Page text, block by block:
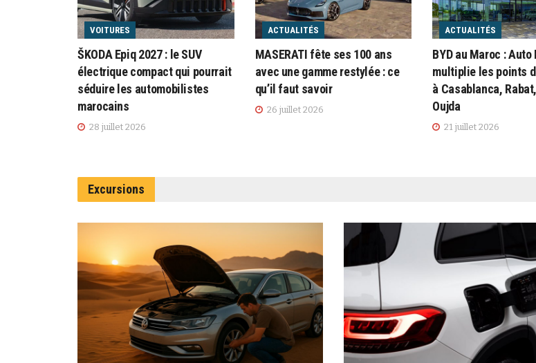
VOITURES
ŠKODA Epiq 2027 : le SUV
électrique compact qui pourrait
séduire les automobilistes
marocains
28 juillet 2026
ACTUALITÉS
MASERATI fête ses 100 ans
avec une gamme restylée : ce
qu’il faut savoir
26 juillet 2026
ACTUALITÉS
BYD au Maroc : Auto
multiplie les points
à Casablanca,
Oujda
21 juillet 2026
Excursions